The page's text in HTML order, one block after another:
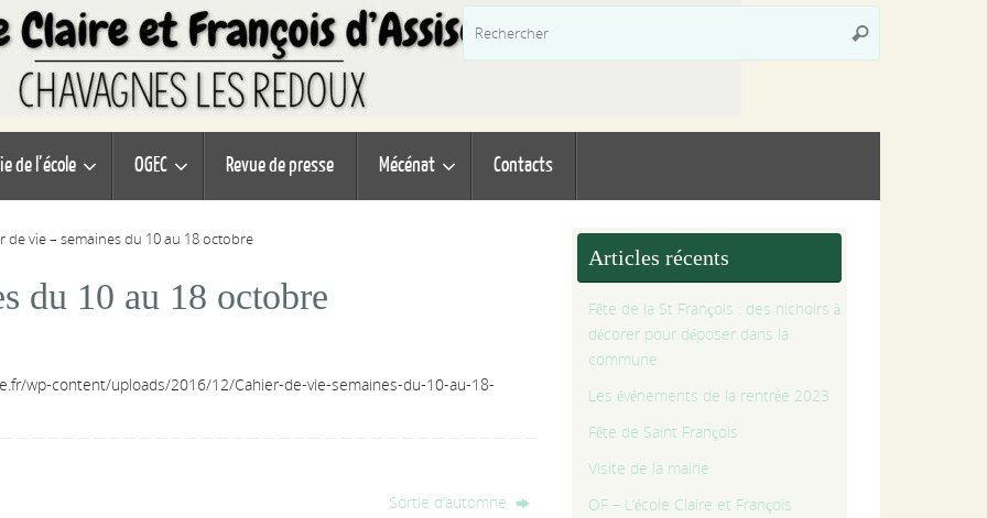
Rechercher
de l’école OGEC Revue de presse Mécénat Contacts
de vie – semaines du 10 au 18 octobre
du 10 au 18 octobre
wp-content/uploads/2016/12/Cahier-de-vie-semaines-du-10-au-18-
Sortie d’automne
Articles récents
Fête de la St François : des nichoirs à
décorer pour déposer dans la
commune
Les événements de la rentrée 2023
Fête de Saint François
Visite de la mairie
OF – L’école Claire et François